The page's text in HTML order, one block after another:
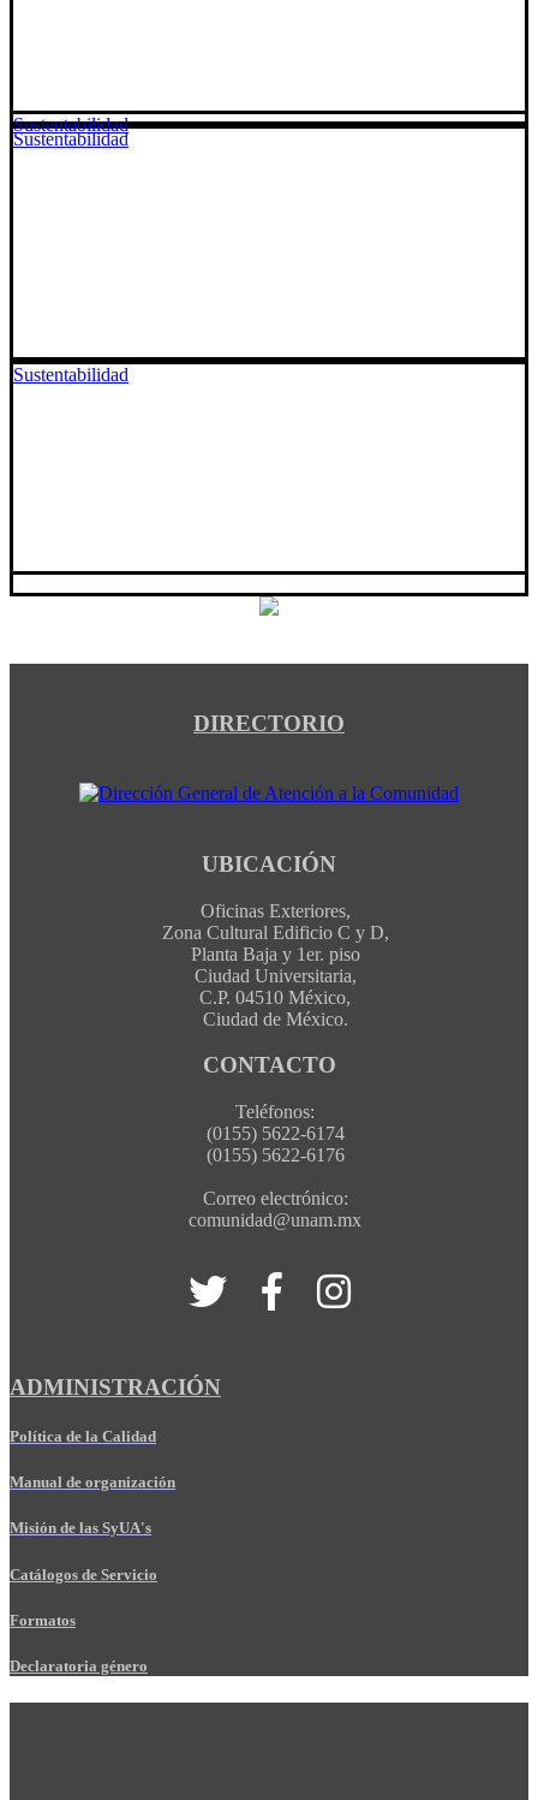
Sustentabilidad
Sustentabilidad
Sustentabilidad
DIRECTORIO
UBICACIÓN
Oficinas Exteriores,
Zona Cultural Edificio C y D,
Planta Baja y 1er. piso
Ciudad Universitaria,
C.P. 04510 México,
Ciudad de México.
CONTACTO
Teléfonos:
(0155) 5622-6174
(0155) 5622-6176
Correo electrónico:
comunidad@unam.mx
ADMINISTRACIÓN
Política de la Calidad
Manual de organización
Misión de las SyUA's
Catálogos de Servicio
Formatos
Declaratoria género